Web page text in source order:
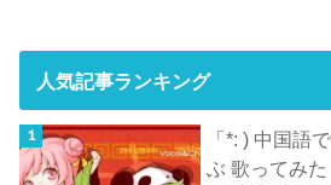
人気記事ランキング
「*: ) 中国語
ぶ 歌ってみた